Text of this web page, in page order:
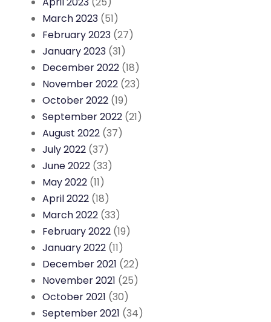
March 2023 (51)
February 2023 (27)
January 2023 (31)
December 2022 (18)
November 2022 (23)
October 2022 (19)
September 2022 (21)
August 2022 (37)
July 2022 (37)
June 2022 (33)
May 2022 (11)
April 2022 (18)
March 2022 (33)
February 2022 (19)
January 2022 (11)
December 2021 (22)
November 2021 (25)
October 2021 (30)
September 2021 (34)